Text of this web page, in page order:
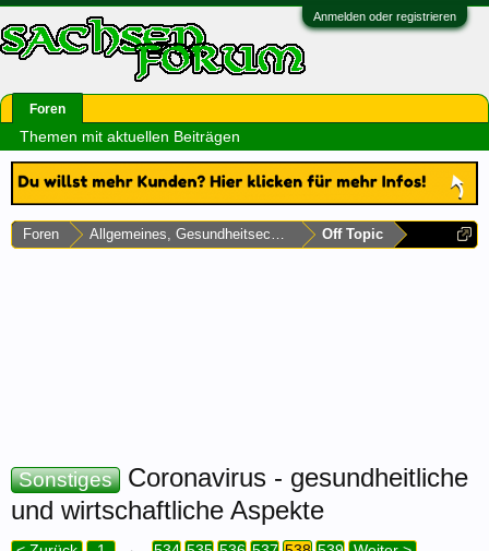
Anmelden oder registrieren
Foren Allgemeines, Gesundheitsecke & Umfragen
Off Topic
Sonstiges
Coronavirus - gesundheitliche
und wirtschaftliche Aspekte
Foren
Themen mit aktuellen Beiträgen